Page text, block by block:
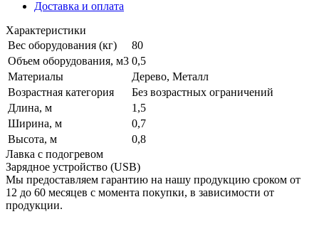
Доставка и оплата
Характеристики
Вес оборудования (кг)
80
Объем оборудования, м3 0,5
Материалы
Дерево, Металл
Возрастная категория
Без возрастных ограничений
Длина, м
1,5
Ширина, м
0,7
Высота, м
0,8
Лавка с подогревом
Зарядное устройство (USB)
Мы предоставляем гарантию на нашу продукцию сроком от
12 до 60 месяцев с момента покупки, в зависимости от
продукции.